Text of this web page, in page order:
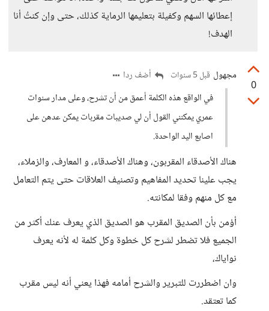
إعطائها السهم وكفيلة بتعليمها الرماية كذلك، حتى وإن كنتُ أنا
الهدف!
0
مجهول قبل 5 سنوات
أضف ردا
في الواقع هذه الكلمة أعمق من أن تشرح، وعلى مدار سنوات
عمري يمكنني القول أن لي صديبات مقربات يمكن عدهن على
اصابع اليد الواحدة.
هناك الأصدقاء المقربون، وهناك الأصدقاء، و المعارف، والزملاء،
يجب علينا تحديد المفاهيم وتصنيف العلاقات حتى يتم التعامل
مع كل منهم وفقا لمكانته.
أؤمن بأن الصديق المقرب هو الصديق الذي يعرف عنك أكثر من
الجميع فلا تضطر لشرح كل خطوة وكل كلمة له لأنه يعرف
نواياك،
وان اضطررت للتبرير والشرح أمامه فهذا يعني أنه ليس مقرب
كما تعتقد.